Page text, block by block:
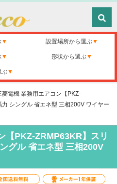
設置場所から選ぶ
形状から選ぶ
ぶ
菱電機 業務用エアコン【PKZ-
シングル 省エネ型 三相200V ワイヤー
【PKZ-ZRMP63KR】スリ
グル 省エネ型 三相200V